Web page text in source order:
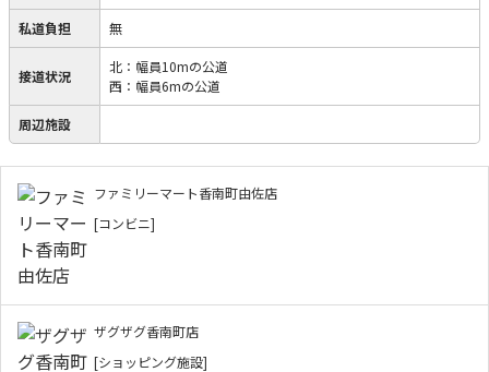
私道負担 無
接道状況
北：幅員10mの公道
西：幅員6mの公道
周辺施設
ファミリーマート香南町由佐店
[コンビニ]
ザグザグ香南町店
[ショッピング施設]